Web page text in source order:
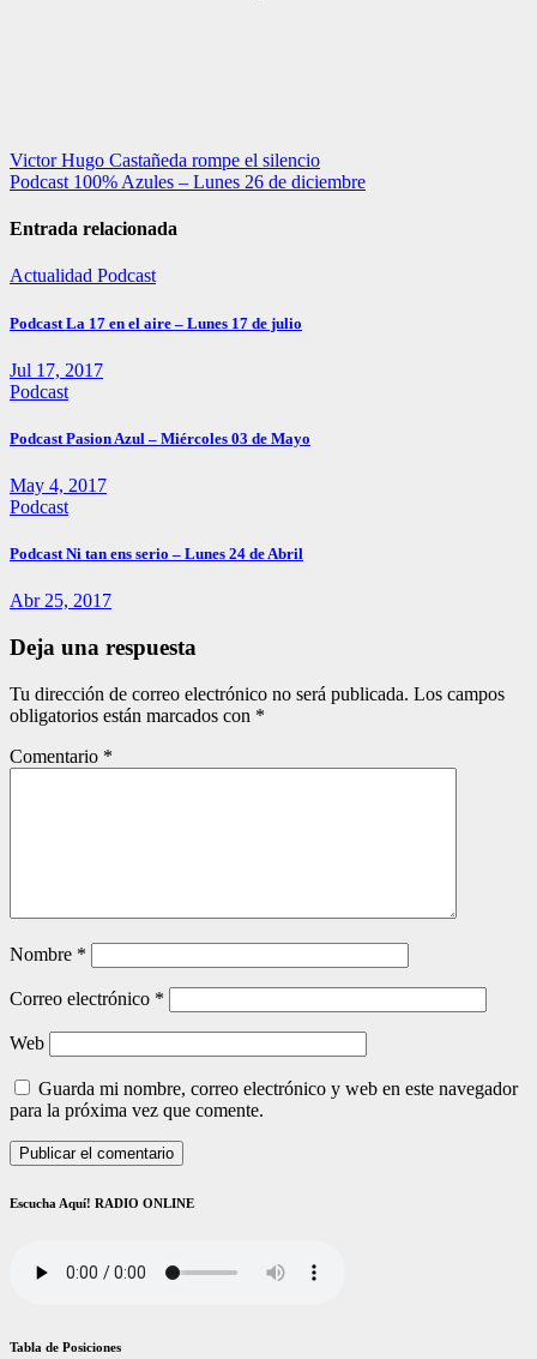
Navegación
de
entradas
Victor Hugo Castañeda rompe el silencio
Podcast 100% Azules – Lunes 26 de diciembre
Entrada relacionada
Actualidad Podcast
Podcast La 17 en el aire – Lunes 17 de julio
Jul 17, 2017
Podcast
Podcast Pasion Azul – Miércoles 03 de Mayo
May 4, 2017
Podcast
Podcast Ni tan ens serio – Lunes 24 de Abril
Abr 25, 2017
Deja una respuesta
Tu dirección de correo electrónico no será publicada. Los campos
obligatorios están marcados con *
Comentario *
Nombre *
Correo electrónico *
Web
Guarda mi nombre, correo electrónico y web en este navegador
para la próxima vez que comente.
Escucha Aquí! RADIO ONLINE
Tabla de Posiciones